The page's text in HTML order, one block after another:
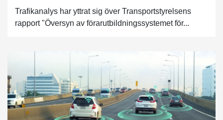
Trafikanalys har yttrat sig över Transportstyrelsens
rapport "Översyn av förarutbildningssystemet för...